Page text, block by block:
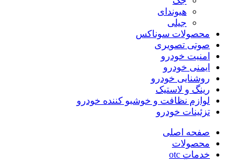
هیوندای
جیلی
محصولات سوناکس
صوتی تصویری
امنیت خودرو
ایمنی خودرو
روشنایی خودرو
رینگ و لاستیک
لوازم نظافت و خوشبو کننده خودرو
تزئینات خودرو
صفحه اصلی
محصولات
خدمات otc